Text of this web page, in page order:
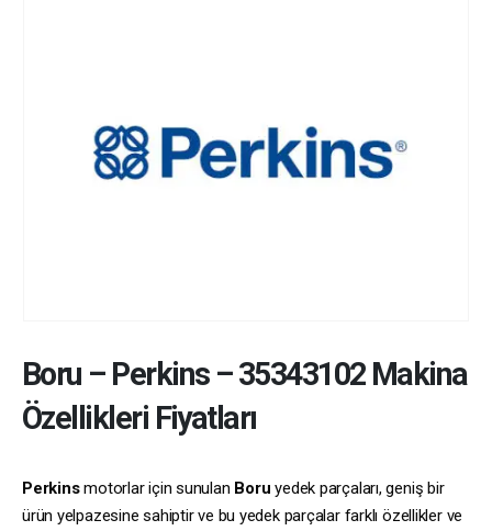
Boru – Perkins–35343102Makina
Özellikleri Fiyatları
Perkinsmotorlar için sunulan Boru yedek parçaları, geniş bir
ürün yelpazesine sahiptir ve bu yedek parçalar farklı özellikler ve